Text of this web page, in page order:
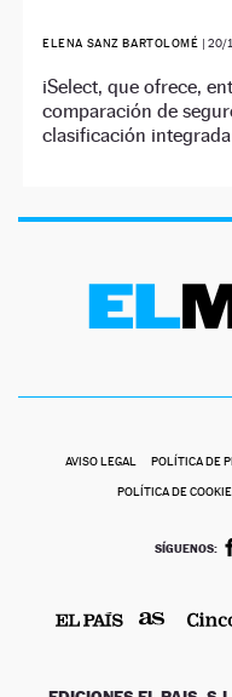
ELENA SANZ BARTOLOMÉ | 20/
iSelect, que ofrece,
comparación de
clasificación
AVISO LEGAL POLÍTICA DE
POLÍTICA DE
SÍGUENOS: